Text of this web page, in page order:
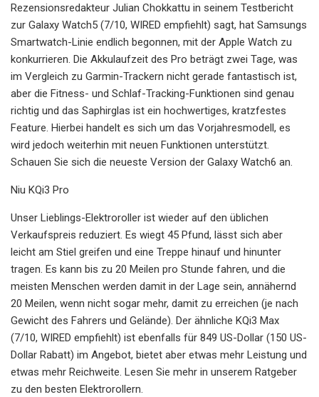
Rezensionsredakteur Julian Chokkattu in seinem Testbericht
zur Galaxy Watch5 (7/10, WIRED empfiehlt) sagt, hat Samsungs
Smartwatch-Linie endlich begonnen, mit der Apple Watch zu
konkurrieren. Die Akkulaufzeit des Pro beträgt zwei Tage, was
im Vergleich zu Garmin-Trackern nicht gerade fantastisch ist,
aber die Fitness- und Schlaf-Tracking-Funktionen sind genau
richtig und das Saphirglas ist ein hochwertiges, kratzfestes
Feature. Hierbei handelt es sich um das Vorjahresmodell, es
wird jedoch weiterhin mit neuen Funktionen unterstützt.
Schauen Sie sich die neueste Version der Galaxy Watch6 an.
Niu KQi3 Pro
Unser Lieblings-Elektroroller ist wieder auf den üblichen
Verkaufspreis reduziert. Es wiegt 45 Pfund, lässt sich aber
leicht am Stiel greifen und eine Treppe hinauf und hinunter
tragen. Es kann bis zu 20 Meilen pro Stunde fahren, und die
meisten Menschen werden damit in der Lage sein, annähernd
20 Meilen, wenn nicht sogar mehr, damit zu erreichen (je nach
Gewicht des Fahrers und Gelände). Der ähnliche KQi3 Max
(7/10, WIRED empfiehlt) ist ebenfalls für 849 US-Dollar (150 US-
Dollar Rabatt) im Angebot, bietet aber etwas mehr Leistung und
etwas mehr Reichweite. Lesen Sie mehr in unserem Ratgeber
zu den besten Elektrorollern.